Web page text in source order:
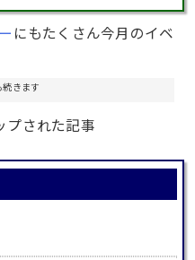
にもたくさん今月のイベ
きます
プされた記事